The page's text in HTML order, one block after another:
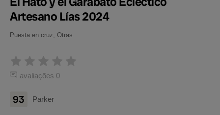
Artesano Lías 2024
Puesta en cruz, Otras
avaliações 0
93 Parker